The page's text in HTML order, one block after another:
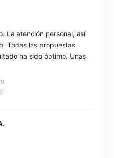
La atención personal, así
Todas las propuestas
ha sido óptimo. Unas